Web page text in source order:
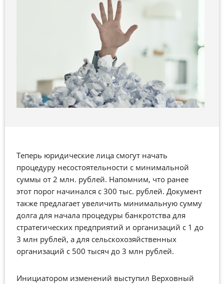
Теперь юридические лица смогут начать
процедуру несостоятельности с минимальной
суммы от 2 млн. рублей. Напомним, что ранее
этот порог начинался с 300 тыс. рублей. Документ
также предлагает увеличить минимальную сумму
долга для начала процедуры банкротства для
стратегических предприятий и организаций с 1 до
3 млн рублей, а для сельскохозяйственных
организаций с 500 тысяч до 3 млн рублей.
Инициатором изменений выступил Верховный